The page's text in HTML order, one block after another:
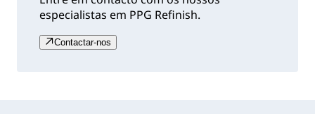
especialistas em PPG Refinish.
Contactar-nos